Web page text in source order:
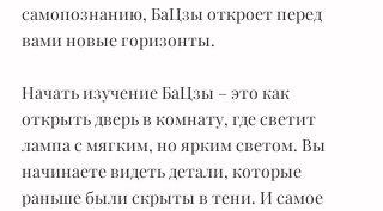
самопознанию, БаЦзы откроет перед
вами новые горизонты.
Начать изучение БаЦзы – это как
открыть дверь в комнату, где светит
лампа с мягким, но ярким светом. Вы
начинаете видеть детали, которые
раньше были скрыты в тени. И самое